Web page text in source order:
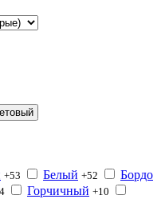
+53 Белый +52 Бордо
Горчичный +10